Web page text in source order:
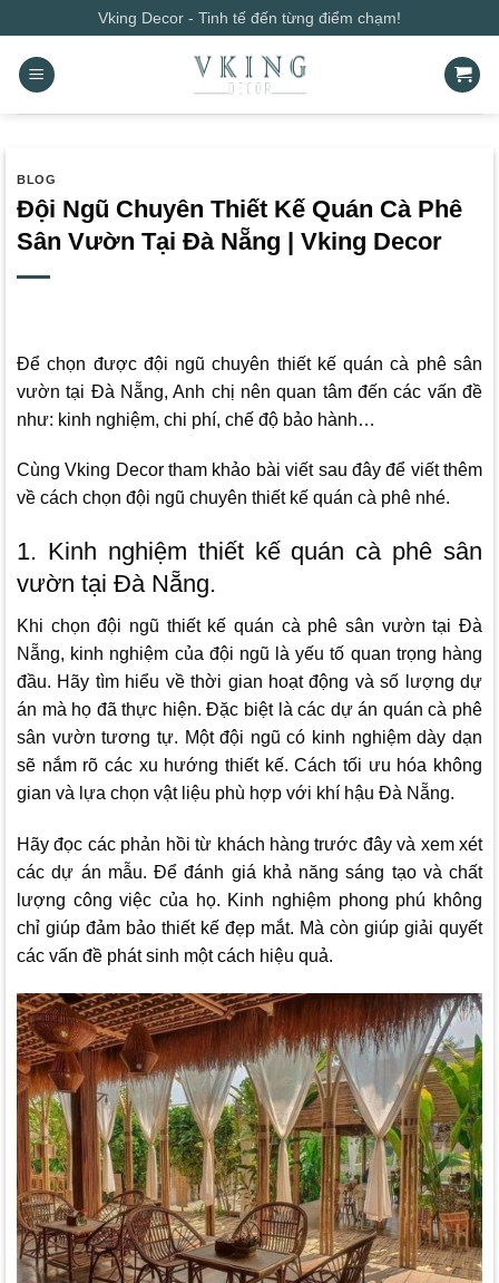
qua
nội
dung
Vking Decor - Tinh tế đến từng điểm chạm!
BLOG
Đội Ngũ Chuyên Thiết Kế Quán Cà Phê
Sân Vườn Tại Đà Nẵng | Vking Decor
Để chọn được đội ngũ chuyên thiết kế quán cà phê sân
vườn tại Đà Nẵng, Anh chị nên quan tâm đến các vấn đề
như: kinh nghiệm, chi phí, chế độ bảo hành…
CùngVking Decortham khảo bài viết sau đây để viết thêm
về cách chọn đội ngũ chuyên thiết kế quán cà phê nhé.
1. Kinh nghiệm thiết kế quán cà phê sân
vườn tại Đà Nẵng.
Khi chọn đội ngũ thiết kế quán cà phê sân vườn tại Đà
Nẵng, kinh nghiệm của đội ngũ là yếu tố quan trọng hàng
đầu. Hãy tìm hiểu về thời gian hoạt động và số lượng dự
án mà họ đã thực hiện. Đặc biệt là các dự án quán cà phê
sân vườn tương tự. Một đội ngũ có kinh nghiệm dày dạn
sẽ nắm rõ các xu hướng thiết kế. Cách tối ưu hóa không
gian và lựa chọn vật liệu phù hợp với khí hậu Đà Nẵng.
Hãy đọc các phản hồi từ khách hàng trước đây và xem xét
các dự án mẫu. Để đánh giá khả năng sáng tạo và chất
lượng công việc của họ. Kinh nghiệm phong phú không
chỉ giúp đảm bảo thiết kế đẹp mắt. Mà còn giúp giải quyết
các vấn đề phát sinh một cách hiệu quả.